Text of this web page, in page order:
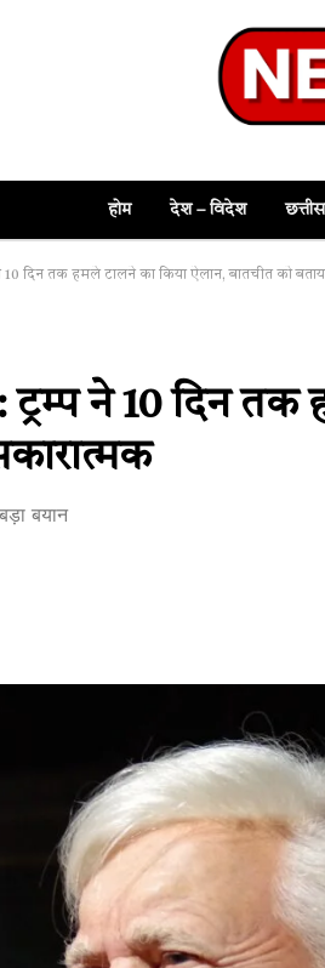
होम देश – विदेश
10 दिन तक हमले टालने का किया ऐलान, बातचीत को
ट्रम्प ने 10 दिन
बयान